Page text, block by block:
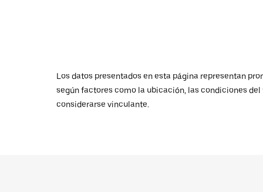
Los datos presentados en esta página representan
según factores como la ubicación, las condiciones
considerarse vinculante.